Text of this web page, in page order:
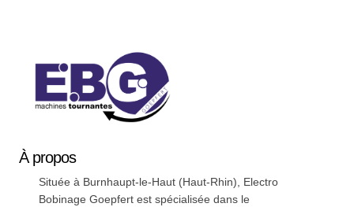
Àpropos
Située à Burnhaupt-le-Haut (Haut-Rhin), Electro
Bobinage Goepfert est spécialisée dans le